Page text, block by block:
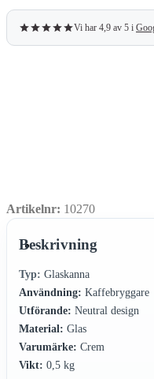
Vi har 4,9 av 5 i
Artikelnr: 10270
Beskrivning
Typ: Glaskanna
Användning: Kaffebryggare
Utförande: Neutral design
Material: Glas
Varumärke: Crem
Vikt: 0,5 kg